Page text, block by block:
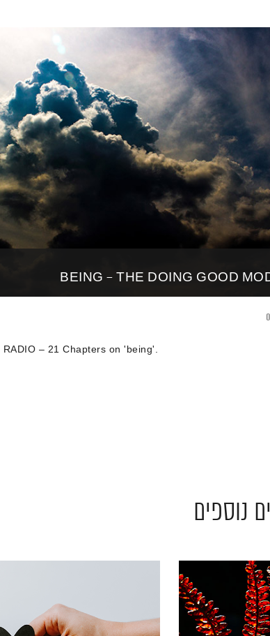
BEING – THE DOING GOOD
.'EOL INTERNATIONAL RADIO – 21 Chapters on 'being
נוספים